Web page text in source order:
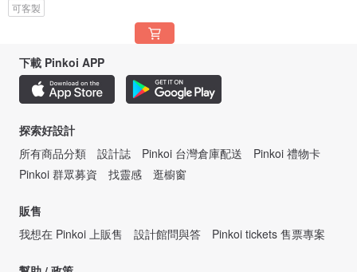
可客製
下載 Pinkoi APP
探索好設計
所有商品分類
設計誌 Pinkoi 台灣倉庫配送
Pinkoi 禮物卡
Pinkoi 群眾募資
找靈感 逛櫥窗
販售
我想在 Pinkoi 上販售
設計館問與答 Pinkoi tickets 售票專案